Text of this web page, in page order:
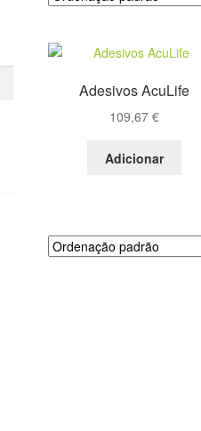
Adesivos AcuLife
109,67€
Adicionar